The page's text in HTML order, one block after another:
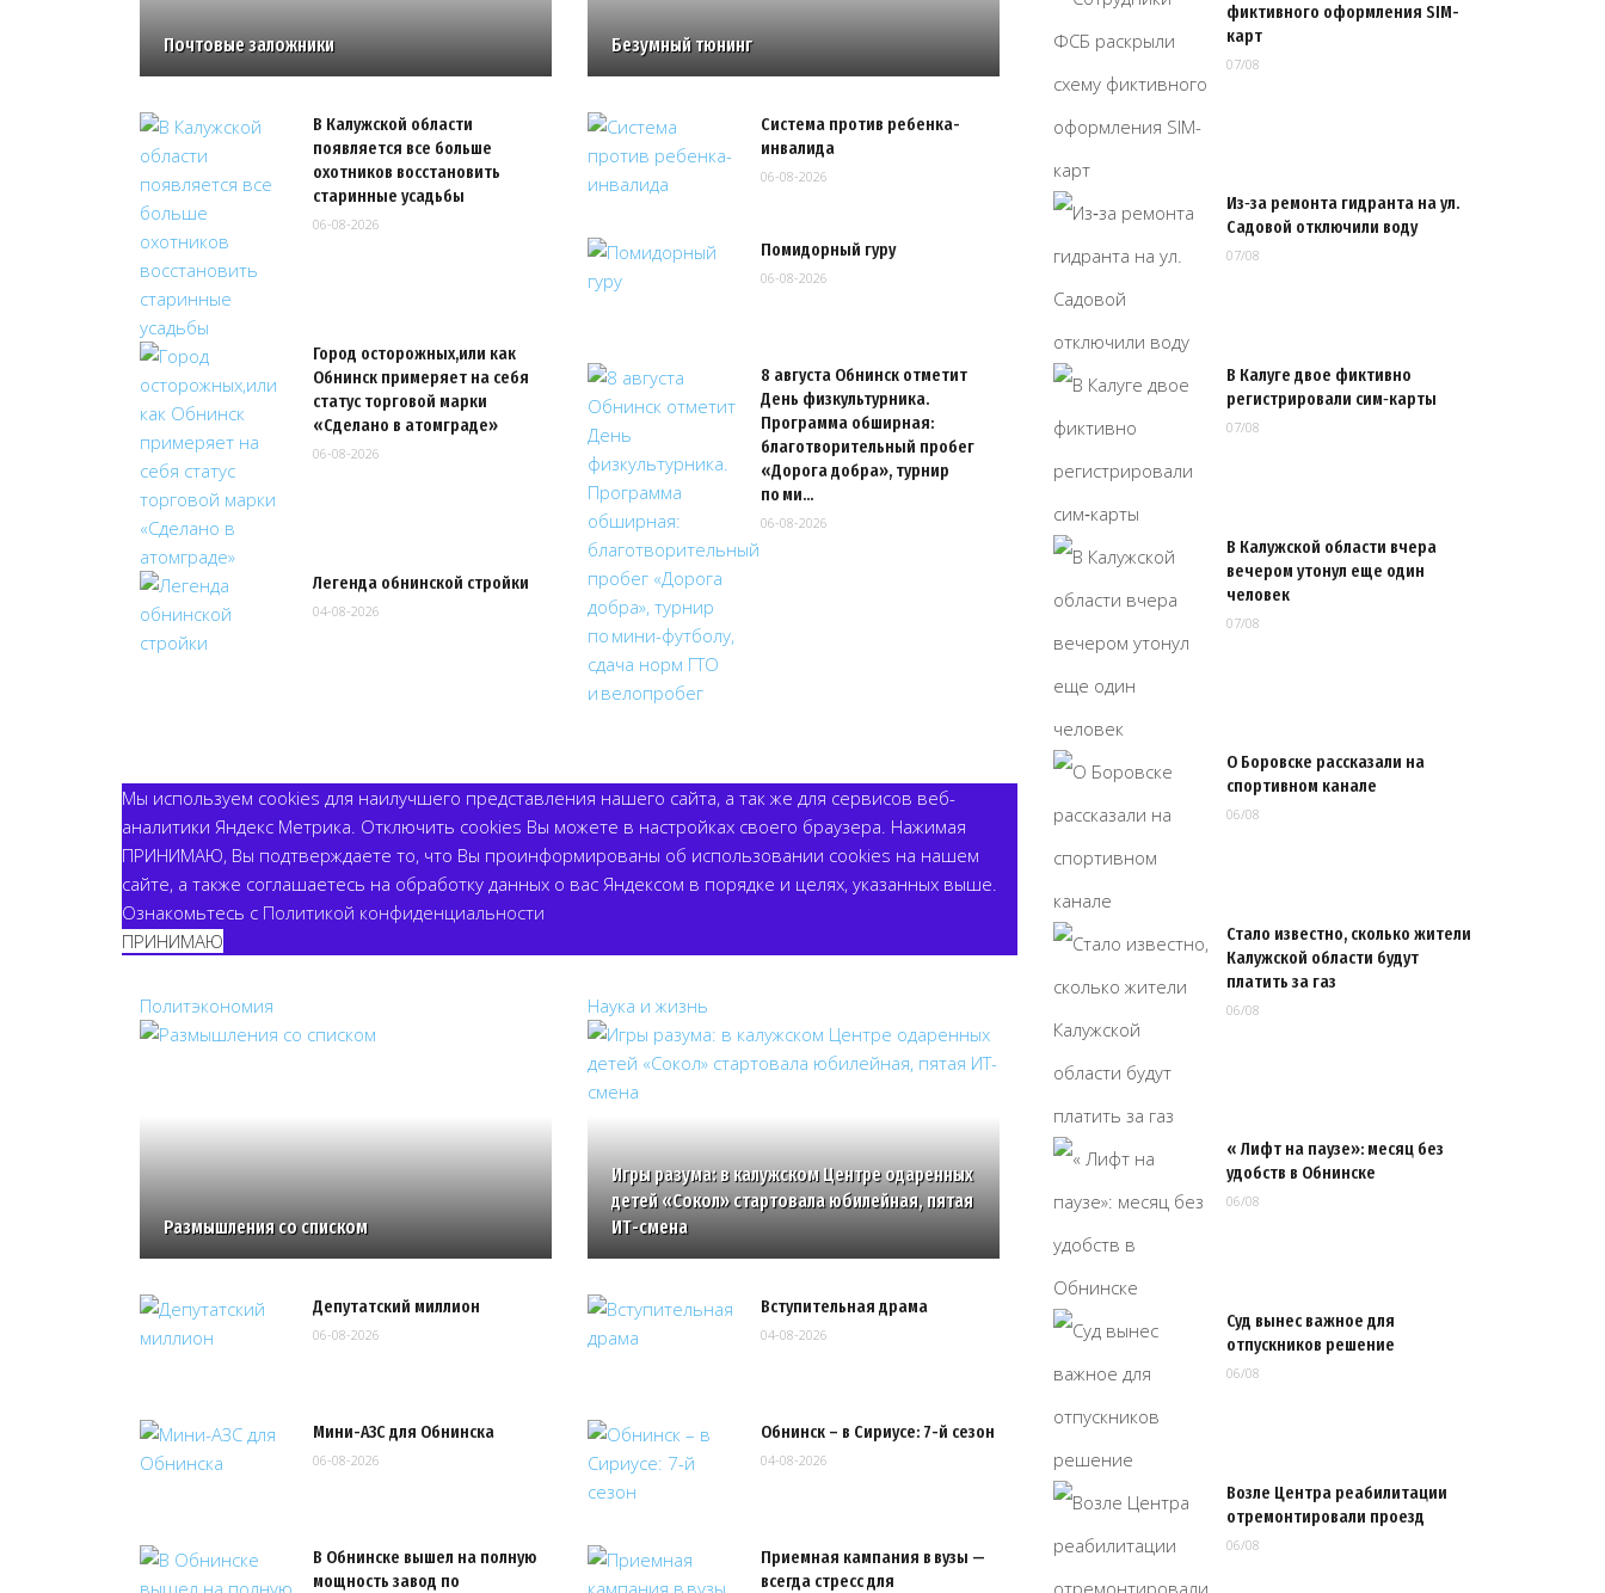
Почтовые заложники
В Калужской области
появляется все больше
охотников восстановить
старинные усадьбы
06-08-2026
Город осторожных,или как
Обнинск примеряет на себя
статус торговой марки
«Сделано в атомграде»
06-08-2026
Легенда обнинской стройки
04-08-2026
Безумный тюнинг
Система против ребенка-
инвалида
06-08-2026
Помидорный гуру
06-08-2026
8 августа Обнинск отметит
День физкультурника.
Программа обширная:
благотворительный пробег
«Дорога добра», турнир
по ми…
06-08-2026
Мы используем cookies для наилучшего представления нашего сайта, а так же для сервисов веб-
аналитики Яндекс Метрика. Отключить cookies Вы можете в настройках своего браузера. Нажимая
ПРИНИМАЮ, Вы подтверждаете то, что Вы проинформированы об использовании cookies на нашем
сайте, а также соглашаетесь на обработку данных о вас Яндексом в порядке и целях, указанных выше.
Ознакомьтесь с Политикой конфиденциальности
ПРИНИМАЮ
Политэкономия
Размышления со списком
Депутатский миллион
06-08-2026
Мини-АЗС для Обнинска
06-08-2026
В Обнинске вышел на полную
мощность завод по
Наука и жизнь
Игры разума: в калужском Центре одаренных
детей «Сокол» стартовала юбилейная, пятая
ИТ-смена
Вступительная драма
04-08-2026
Обнинск – в Сириусе: 7-й сезон
04-08-2026
Приемная кампания в вузы —
всегда стресс для
фиктивного оформления SIM-
карт
07/08
Из‑за ремонта гидранта на ул.
Садовой отключили воду
07/08
В Калуге двое фиктивно
регистрировали сим‑карты
07/08
В Калужской области вчера
вечером утонул еще один
человек
07/08
О Боровске рассказали на
спортивном канале
06/08
Стало известно, сколько жители
Калужской области будут
платить за газ
06/08
« Лифт на паузе»: месяц без
удобств в Обнинске
06/08
Суд вынес важное для
отпускников решение
06/08
Возле Центра реабилитации
отремонтировали проезд
06/08